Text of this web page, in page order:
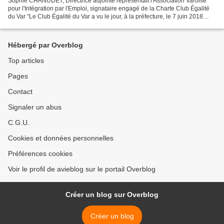
pour l'Intégration par l'Emploi, signataire engagé de la Charte Club Égalité
du Var "Le Club Égalité du Var a vu le jour, à la préfecture, le 7 juin 2018
Hébergé par Overblog
Top articles
Pages
Contact
Signaler un abus
C.G.U.
Cookies et données personnelles
Préférences cookies
Voir le profil de avieblog sur le portail Overblog
Créer un blog sur Overblog
Créer un blog